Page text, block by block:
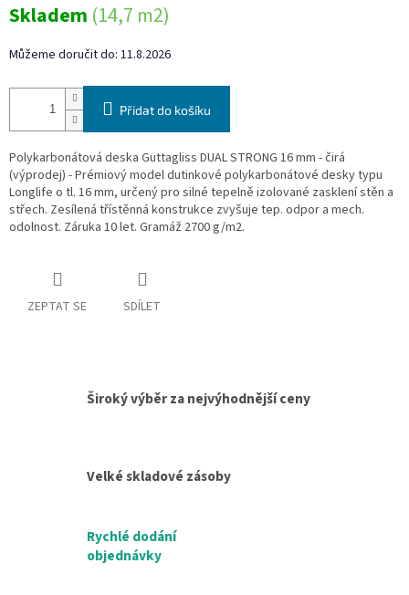
Skladem (14,7 m2)
Můžeme doručit do: 11.8.2026
Přidat do košíku
Polykarbonátová deska Guttagliss DUAL STRONG 16 mm - čirá
(výprodej) - Prémiový model dutinkové polykarbonátové desky typu
Longlife o tl. 16 mm, určený pro silné tepelně izolované zasklení stěn a
střech. Zesílená třístěnná konstrukce zvyšuje tep. odpor a mech.
odolnost. Záruka 10 let. Gramáž 2700 g/m2.
ZEPTAT SE SDÍLET
Široký výběr za nejvýhodnější ceny
Velké skladové zásoby
Rychlé dodání
objednávky